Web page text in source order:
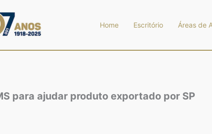
Home Escritório Áreas de
para ajudar produto exportado por SP